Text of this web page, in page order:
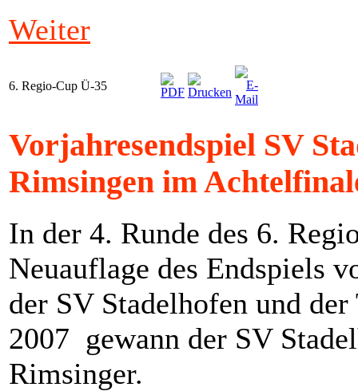
Weiter
6. Regio-Cup Ü-35
Vorjahresendspiel SV
Rimsingen im
In der 4. Runde des 6.
Neuauflage des Endspiels
der SV Stadelhofen und
2007 gewann der SV
Rimsinger.